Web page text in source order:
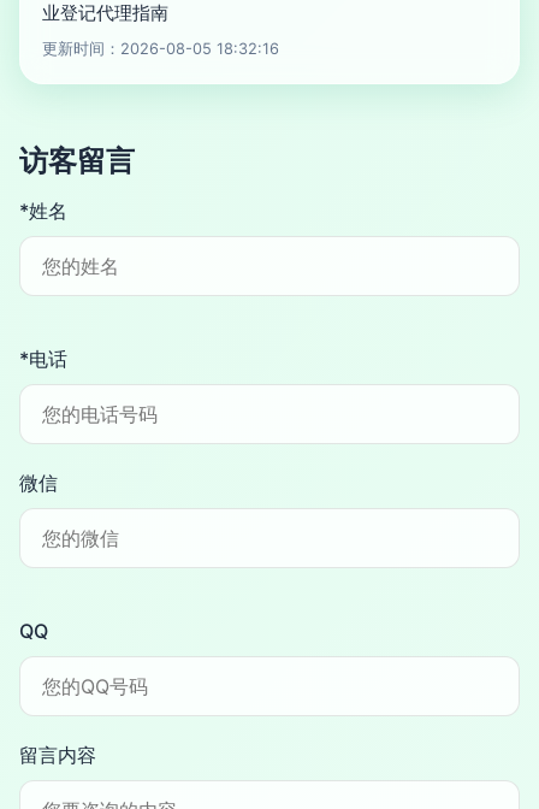
业登记代理指南
更新时间：2026-08-05 18:32:16
访客留言
*姓名
*电话
微信
QQ
留言内容